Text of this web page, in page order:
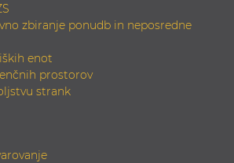
zbiranje ponudb in neposredne
enot
prostorov
strank